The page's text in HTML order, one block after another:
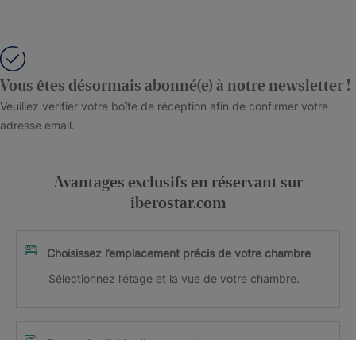
Vous êtes désormais abonné(e) à notre newsletter !
Veuillez vérifier votre boîte de réception afin de confirmer votre
adresse email.
Avantages exclusifs en réservant sur
iberostar.com
Choisissez l’emplacement précis de votre chambre
Sélectionnez l’étage et la vue de votre chambre.